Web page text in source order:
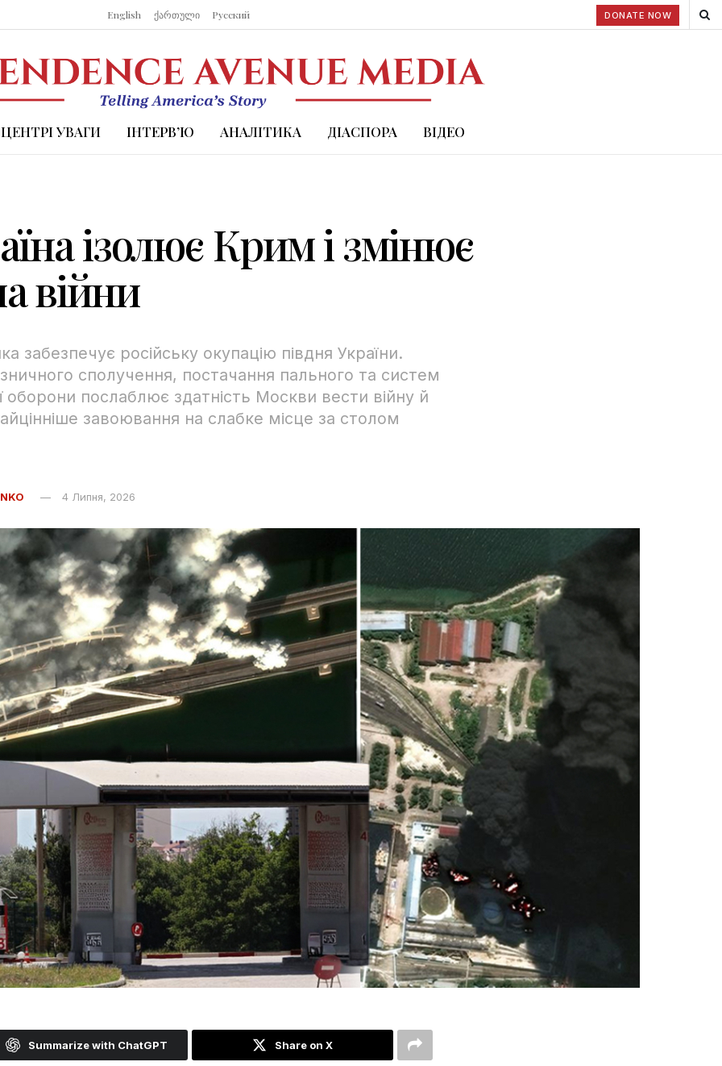
English ქართული Русский DONATE NOW
УВАГИ ІНТЕРВ’Ю АНАЛІТИКА ДІАСПОРА ВІДЕО
ізолює Крим і змінює
війни
забезпечує російську окупацію півдня України.
сполучення, постачання пального та систем
оборони послаблює здатність Москви вести війну й
завоювання на слабке місце за столом
4 Липня, 2026
Summarize with ChatGPT Share on X